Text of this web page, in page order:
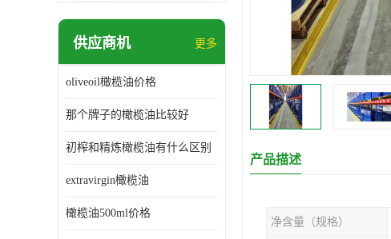
供应商机 更多
oliveoil橄榄油价格
那个牌子的橄榄油比较好
初榨和精炼橄榄油有什么区别
extravirgin橄榄油
橄榄油500ml价格
产品描述
净含量（规格）